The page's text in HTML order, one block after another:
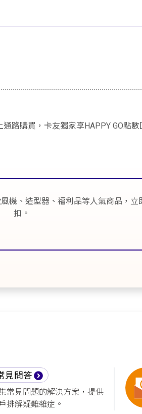
路購買，卡友獨家享HAPPY GO點數
機、造型器、福利品等人氣商品，立
扣。
見問答
常見問題的解決方案，提供
排解疑難雜症。